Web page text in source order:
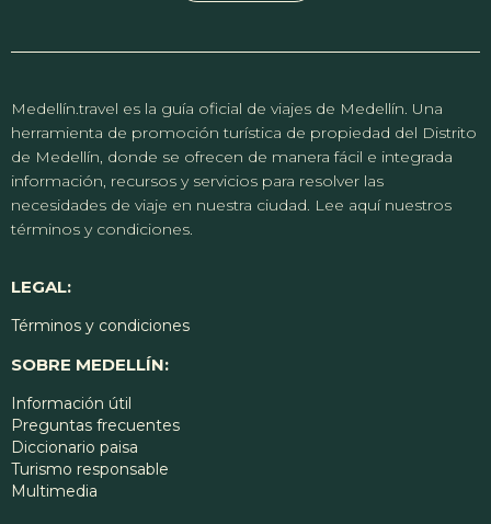
Medellín.travel es la guía oficial de viajes de Medellín. Una
herramienta de promoción turística de propiedad del Distrito
de Medellín, donde se ofrecen de manera fácil e integrada
información, recursos y servicios para resolver las
necesidades de viaje en nuestra ciudad. Lee aquí nuestros
términos y condiciones.
LEGAL:
Términos y condiciones
SOBRE MEDELLÍN:
Información útil
Preguntas frecuentes
Diccionario paisa
Turismo responsable
Multimedia